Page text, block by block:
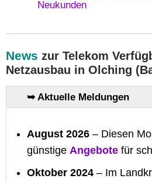
News zur Telekom
Netzausbau in Olching
➥ Aktuelle Meldungen
August 2026 – Diesen
günstige Angebote für
Oktober 2024 – Im